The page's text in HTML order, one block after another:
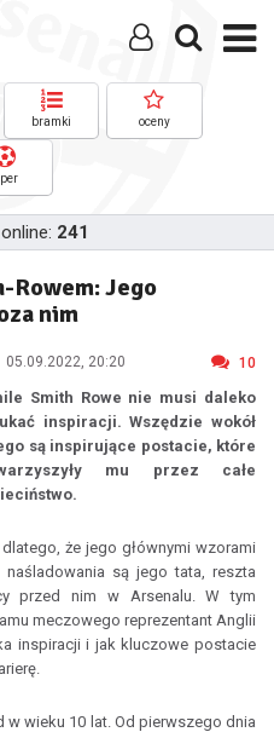
bramki oceny
241
Rowem: Jego
nim
05.09.2022, 20:20 10
Smith Rowe nie musi daleko
inspiracji. Wszędzie wokół
są inspirujące postacie, które
mu przez całe
dlatego, że jego głównymi wzorami
naśladowania są jego tata, reszta
przed nim w Arsenalu. W tym
meczowego reprezentant Anglii
inspiracji i jak kluczowe postacie
w wieku 10 lat. Od pierwszego dnia